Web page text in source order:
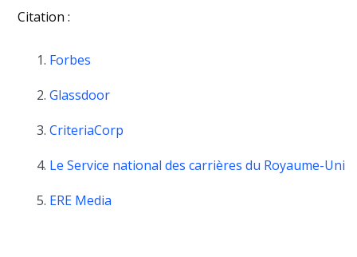
Citation :
Forbes
Glassdoor
CriteriaCorp
Le Service national des carrières du Royaume-Uni
ERE Media